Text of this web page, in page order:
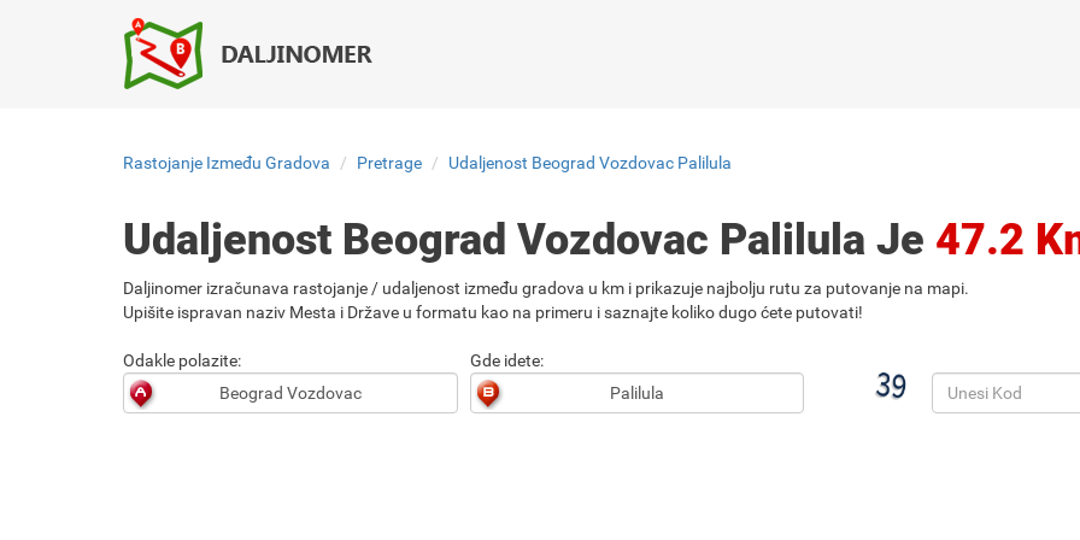
Rastojanje Između Gradova Pretrage Udaljenost Beograd Vozdovac Palilula
Udaljenost Beograd Vozdovac Palilula Je 47.2
Daljinomer izračunava rastojanje / udaljenost između gradova u km i prikazuje najbolju rutu za putovanje na mapi.
Upišite ispravan naziv Mesta i Države u formatu kao na primeru i saznajte koliko dugo ćete putovati!
Odakle polazite: Gde idete: